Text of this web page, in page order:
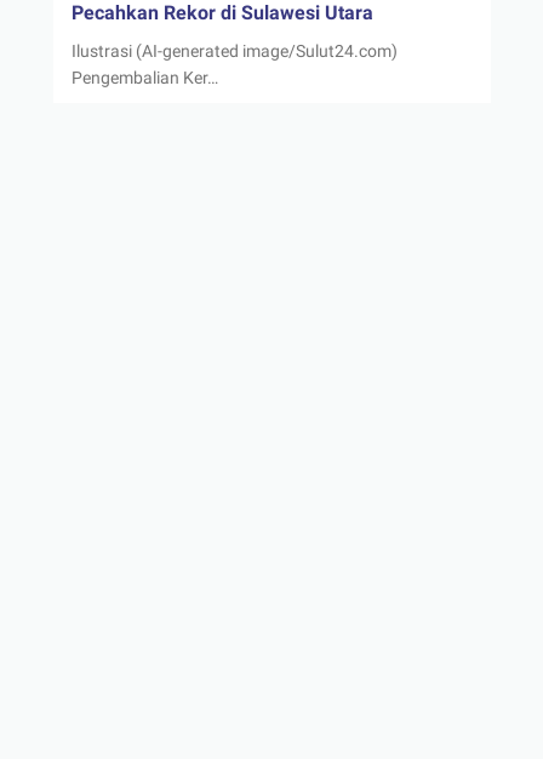
Pecahkan Rekor di Sulawesi Utara
Ilustrasi (AI-generated image/Sulut24.com)
Pengembalian Ker…